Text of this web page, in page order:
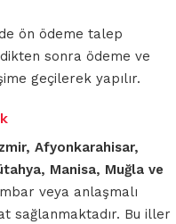
ön ödeme talep
sonra ödeme ve
geçilerek yapılır.
Afyonkarahisar,
Manisa, Muğla ve
veya anlaşmalı
sağlanmaktadır. Bu iller